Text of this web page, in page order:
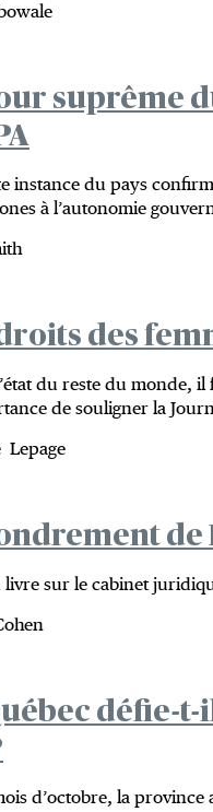
suprême
instance du pays
à l’autonomie
des
du reste du monde,
de souligner la
Lepage
livre sur le cabinet
défie-t-
d’octobre, la province